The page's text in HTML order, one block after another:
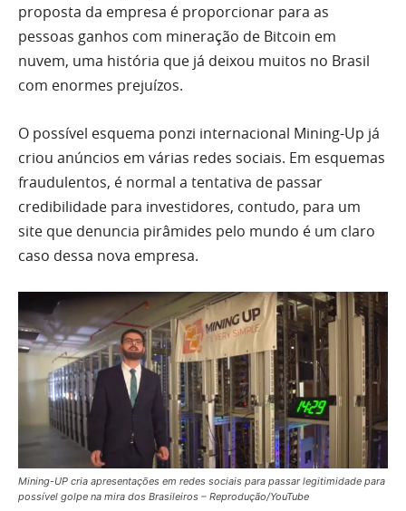
proposta da empresa é proporcionar para as
pessoas ganhos com mineração de Bitcoin em
nuvem, uma história que já deixou muitos no Brasil
com enormes prejuízos.
O possível esquema ponzi internacional Mining-Up já
criou anúncios em várias redes sociais. Em esquemas
fraudulentos, é normal a tentativa de passar
credibilidade para investidores, contudo, para um
site que denuncia pirâmides pelo mundo é um claro
caso dessa nova empresa.
Mining-UP cria apresentações em redes sociais para passar legitimidade para
possível golpe na mira dos Brasileiros – Reprodução/YouTube